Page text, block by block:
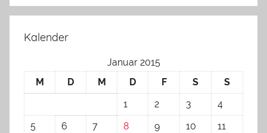
Kalender
Januar 2015
M
D M D F S
S
1
2 3
4
5
6 7 8 9 10 11